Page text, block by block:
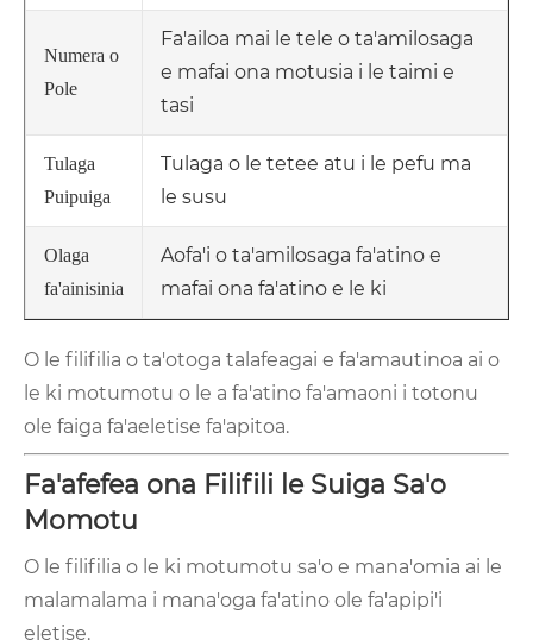
Numera o
Pole
Fa'ailoa mai le tele o ta'amilosaga
e mafai ona motusia i le taimi e
tasi
Tulaga
Puipuiga
Tulaga o le tetee atu i le pefu ma
le susu
Olaga
fa'ainisinia
Aofa'i o ta'amilosaga fa'atino e
mafai ona fa'atino e le ki
O le filifilia o ta'otoga talafeagai e fa'amautinoa ai o
le ki motumotu o le a fa'atino fa'amaoni i totonu
ole faiga fa'aeletise fa'apitoa.
Fa'afefea ona Filifili le Suiga Sa'o
Momotu
O le filifilia o le ki motumotu sa'o e mana'omia ai le
malamalama i mana'oga fa'atino ole fa'apipi'i
eletise.